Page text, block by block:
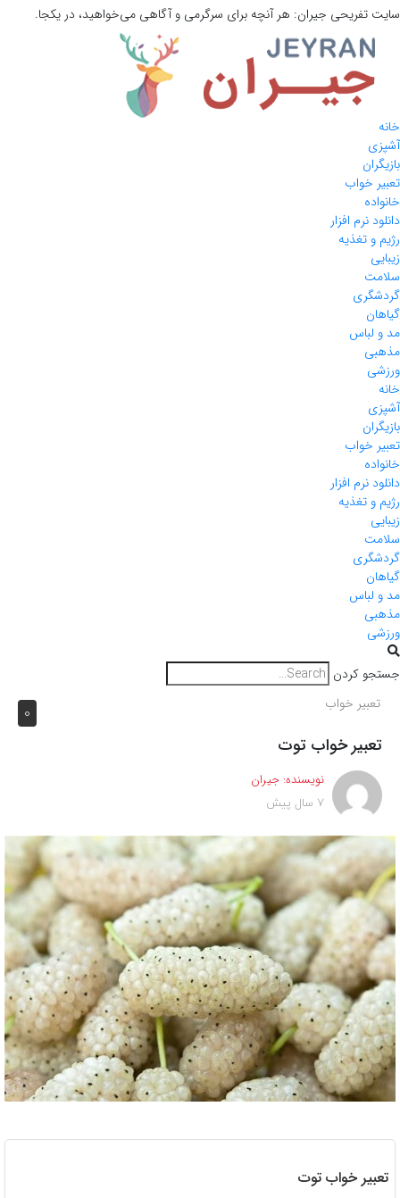
سایت تفریحی جیران: هر آنچه برای سرگرمی و آگاهی می‌خواهید، در یکجا.
خانه
آشپزی
بازیگران
تعبیر خواب
خانواده
دانلود نرم افزار
رژیم و تغذیه
زیبایی
سلامت
گردشگری
گیاهان
مد و لباس
مذهبی
ورزشی
خانه
آشپزی
بازیگران
تعبیر خواب
خانواده
دانلود نرم افزار
رژیم و تغذیه
زیبایی
سلامت
گردشگری
گیاهان
مد و لباس
مذهبی
ورزشی
جستجو کردن
0 تعبیر خواب
تعبیر خواب توت
نویسنده: جیران
7 سال پیش
تعبیر خواب توت